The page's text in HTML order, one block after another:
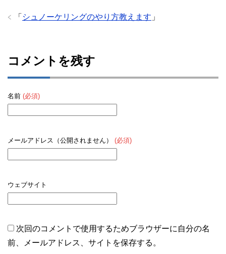
「 シュノーケリングのやり方教えます 」
コメントを残す
名前 (必須)
メールアドレス（公開されません） (必須)
ウェブサイト
次回のコメントで使用するためブラウザーに自分の名
前、メールアドレス、サイトを保存する。